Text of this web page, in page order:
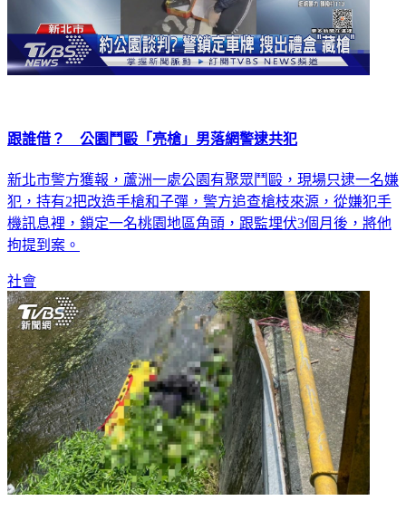
跟誰借？ 公園鬥毆「亮槍」男落網警逮共犯
新北市警方獲報，蘆洲一處公園有聚眾鬥毆，現場只逮一名嫌
犯，持有2把改造手槍和子彈，警方追查槍枝來源，從嫌犯手
機訊息裡，鎖定一名桃園地區角頭，跟監埋伏3個月後，將他
拘提到案。
社會